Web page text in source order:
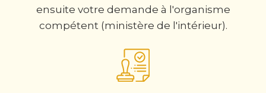
ensuite votre demande à l'organisme
compétent (ministère de l'intérieur).